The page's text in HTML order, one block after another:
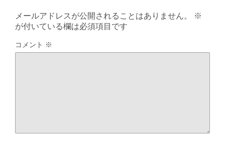
メールアドレスが公開されることはありません。
※
が付いている欄は必須項目です
コメント ※